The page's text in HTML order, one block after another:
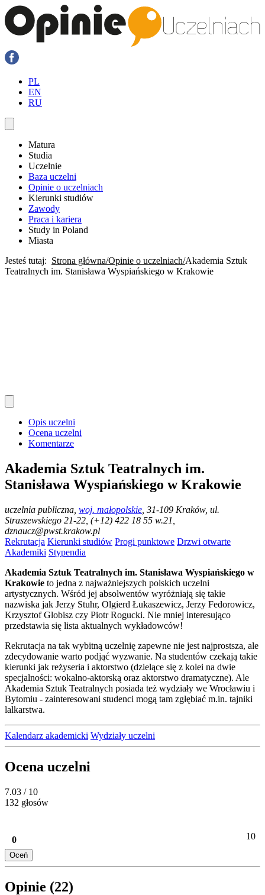
PL
EN
RU
Matura
Studia
Uczelnie
Baza uczelni
Opinie o uczelniach
Kierunki studiów
Zawody
Praca i kariera
Study in Poland
Miasta
Jesteś tutaj: Strona główna Opinie o uczelniach Akademia Sztuk
Teatralnych im. Stanisława Wyspiańskiego w Krakowie
Opis uczelni
Ocena uczelni
Komentarze
Akademia Sztuk Teatralnych im.
Stanisława Wyspiańskiego w Krakowie
uczelnia publiczna woj. małopolskie , 31-109 Kraków, ul.
Straszewskiego 21-22, (+12) 422 18 55 w.21,
dznaucz@pwst.krakow.pl
Rekrutacja Kierunki studiów Progi punktowe Drzwi otwarte
Akademiki Stypendia
Akademia Sztuk Teatralnych im. Stanisława Wyspiańskiego w
Krakowie to jedna z najważniejszych polskich uczelni
artystycznych. Wśród jej absolwentów wyróżniają się takie
nazwiska jak Jerzy Stuhr, Olgierd Łukaszewicz, Jerzy Fedorowicz,
Krzysztof Globisz czy Piotr Rogucki. Nie mniej interesująco
przedstawia się lista aktualnych wykładowców!
Rekrutacja na tak wybitną uczelnię zapewne nie jest najprostsza, ale
zdecydowanie warto podjąć wyzwanie. Na studentów czekają takie
kierunki jak reżyseria i aktorstwo (dzielące się z kolei na dwie
specjalności: wokalno-aktorską oraz aktorstwo dramatyczne). Ale
Akademia Sztuk Teatralnych posiada też wydziały we Wrocławiu i
Bytomiu - zainteresowani studenci mogą tam zgłębiać m.in. tajniki
lalkarstwa.
Kalendarz akademicki Wydziały uczelni
Ocena uczelni
7.03 / 10
132 głosów
0 10
Oceń
Opinie (22)